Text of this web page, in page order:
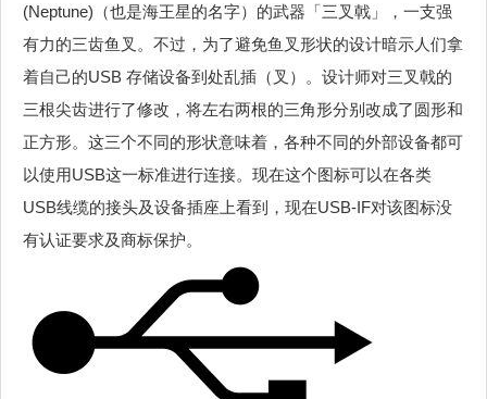
(Neptune)（也是海王星的名字）的武器「三叉戟」，一支强
有力的三齿鱼叉。不过，为了避免鱼叉形状的设计暗示人们拿
着自己的USB 存储设备到处乱插（叉）。设计师对三叉戟的
三根尖齿进行了修改，将左右两根的三角形分别改成了圆形和
正方形。这三个不同的形状意味着，各种不同的外部设备都可
以使用USB这一标准进行连接。现在这个图标可以在各类
USB线缆的接头及设备插座上看到，现在USB-IF对该图标没
有认证要求及商标保护。